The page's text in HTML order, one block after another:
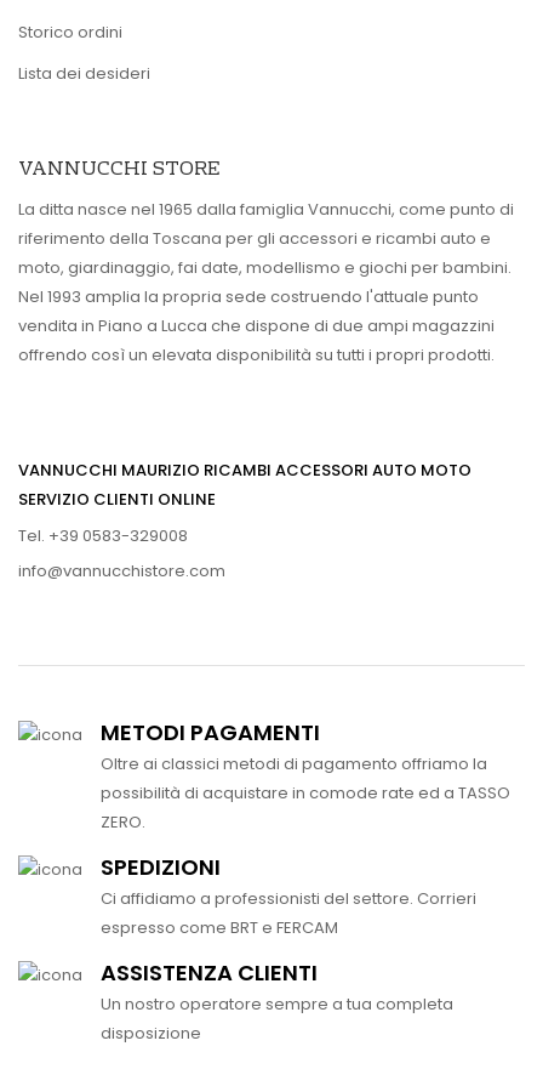
Storico ordini
Lista dei desideri
VANNUCCHI STORE
La ditta nasce nel 1965 dalla famiglia Vannucchi, come punto di
riferimento della Toscana per gli accessori e ricambi auto e
moto, giardinaggio, fai date, modellismo e giochi per bambini.
Nel 1993 amplia la propria sede costruendo l'attuale punto
vendita in Piano a Lucca che dispone di due ampi magazzini
offrendo così un elevata disponibilità su tutti i propri prodotti.
VANNUCCHI MAURIZIO RICAMBI ACCESSORI AUTO MOTO
SERVIZIO CLIENTI ONLINE
Tel. +39 0583-329008
info@vannucchistore.com
METODI PAGAMENTI
Oltre ai classici metodi di pagamento offriamo la
possibilità di acquistare in comode rate ed a TASSO
ZERO.
SPEDIZIONI
Ci affidiamo a professionisti del settore. Corrieri
espresso come BRT e FERCAM
ASSISTENZA CLIENTI
Un nostro operatore sempre a tua completa
disposizione